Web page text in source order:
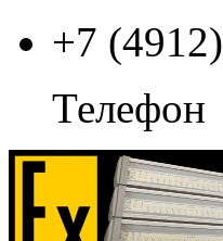
+7
Телефон